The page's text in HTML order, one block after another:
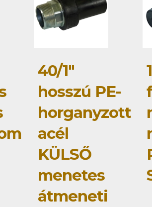
40/1"
hosszú PE-
horganyzott
acél
KÜLSŐ
menetes
átmeneti